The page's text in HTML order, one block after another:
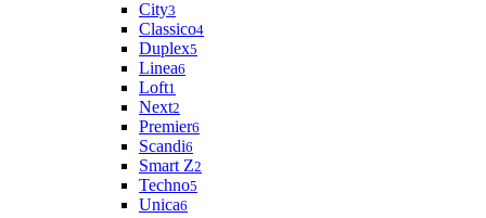
City3
Classico4
Duplex5
Linea6
Loft1
Next2
Premier6
Scandi6
Smart Z2
Techno5
Unica6